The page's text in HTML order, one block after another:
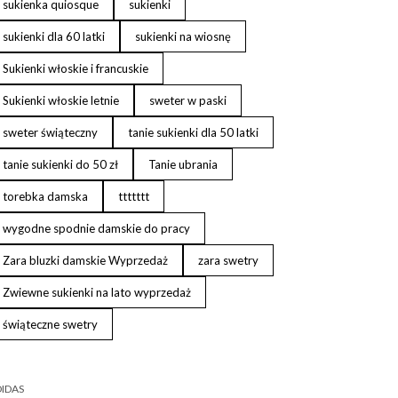
sukienka quiosque sukienki
sukienki dla 60 latki sukienki na wiosnę
Sukienki włoskie i francuskie
Sukienki włoskie letnie sweter w paski
sweter świąteczny tanie sukienki dla 50 latki
tanie sukienki do 50 zł Tanie ubrania
torebka damska ttttttt
wygodne spodnie damskie do pracy
Zara bluzki damskie Wyprzedaż zara swetry
Zwiewne sukienki na lato wyprzedaż
świąteczne swetry